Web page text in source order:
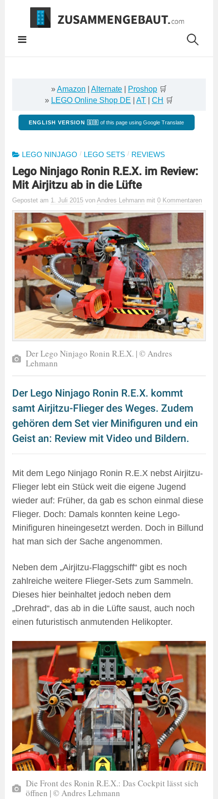
Springe
Inhalt
»Amazon Alternate Proshop 🛒
» LEGO Online Shop DE AT CH 🛒
ENGLISH VERSION 🇬🇧 of this page using Google Translate
LEGO NINJAGO / LEGO SETS / REVIEWS
Lego Ninjago Ronin R.E.X. im Review:
Mit Airjitzu ab in die Lüfte
Gepostet am 1. Juli 2015 von Andres Lehmann mit 0 Kommentaren
Der Lego Ninjago Ronin R.E.X. | © Andres
Lehmann
Der Lego Ninjago Ronin R.E.X. kommt
samt Airjitzu-Flieger des Weges. Zudem
gehören dem Set vier Minifiguren und ein
Geist an: Review mit Video und Bildern.
Mit dem Lego Ninjago Ronin R.E.X nebst Airjitzu-
Flieger lebt ein Stück weit die eigene Jugend
wieder auf: Früher, da gab es schon einmal diese
Flieger. Doch: Damals konnten keine Lego-
Minifiguren hineingesetzt werden. Doch in Billund
hat man sich der Sache angenommen.
Neben dem „Airjitzu-Flaggschiff“ gibt es noch
zahlreiche weitere Flieger-Sets zum Sammeln.
Dieses hier beinhaltet jedoch neben dem
„Drehrad“, das ab in die Lüfte saust, auch noch
einen futuristisch anmutenden Helikopter.
Die Front des Ronin R.E.X.: Das Cockpit lässt sich
öffnen | © Andres Lehmann